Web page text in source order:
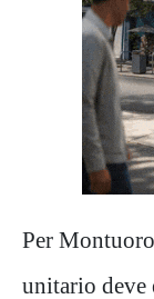
Per
unitario deve